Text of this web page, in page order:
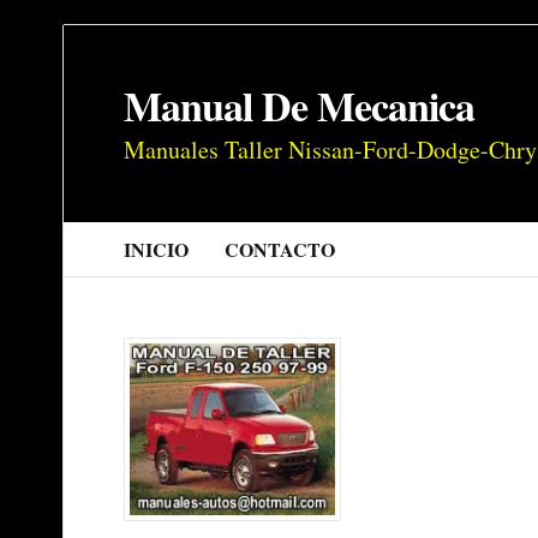
Manual De Mecanica
Manuales Taller Nissan-Ford-Dodge-
INICIO CONTACTO